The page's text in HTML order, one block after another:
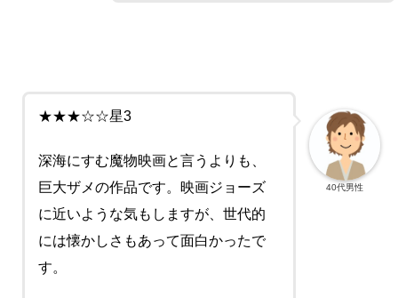
★★★☆☆星3
深海にすむ魔物映画と言うよりも、
巨大ザメの作品です。映画ジョーズ
に近いような気もしますが、世代的
には懐かしさもあって面白かったで
す。
40代男性